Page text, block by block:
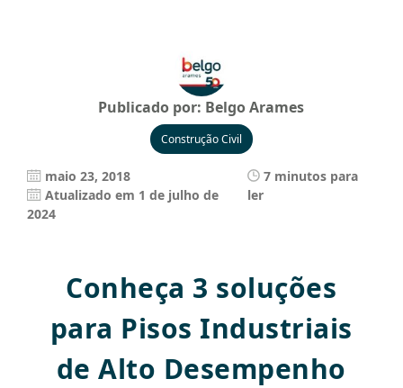
Publicado por: Belgo Arames
Construção Civil
maio 23, 2018
Atualizado em 1 de julho de
2024
7 minutos para
ler
Conheça 3 soluções
para Pisos Industriais
de Alto Desempenho